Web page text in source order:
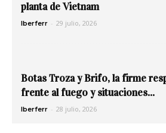
planta de Vietnam
Iberferr - 29 julio, 2026
Botas Troza y Brifo, la firme
frente al fuego y situaciones...
Iberferr - 28 julio, 2026